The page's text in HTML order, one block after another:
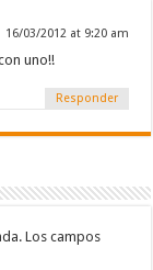
16/03/2012 at 9:20 am
uno!!
Responder
Los campos